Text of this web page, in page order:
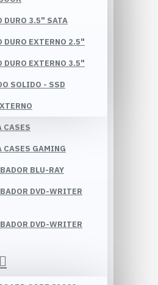
DURO 3.5" SATA
DURO EXTERNO 2.5"
DURO EXTERNO 3.5"
SOLIDO - SSD
CASES
CASES GAMING
BLU-RAY
DVD-WRITER
DVD-WRITER